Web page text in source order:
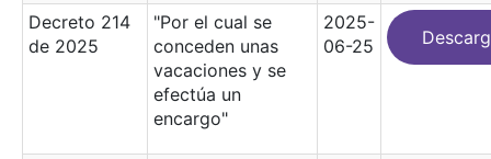
Decreto 214
de 2025
"Por el cual se
conceden unas
vacaciones y se
efectúa un
encargo"
2025-
06-25